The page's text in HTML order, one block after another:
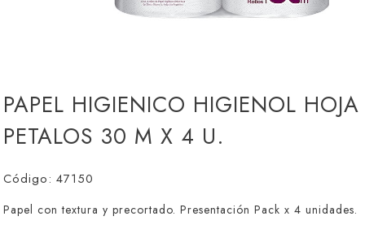
PAPEL HIGIENICO HIGIENOL HOJA
PETALOS 30 M X 4 U.
Código: 47150
Papel con textura y precortado. Presentación Pack x 4 unidades.